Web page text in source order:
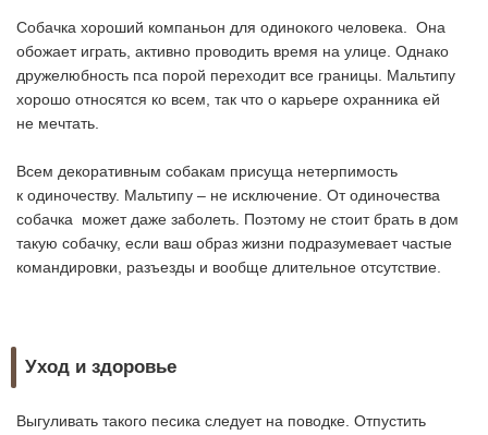
Собачка хороший компаньон для одинокого человека. Она
обожает играть, активно проводить время на улице. Однако
дружелюбность пса порой переходит все границы. Мальтипу
хорошо относятся ко всем, так что о карьере охранника ей
не мечтать.
Всем декоративным собакам присуща нетерпимость
к одиночеству. Мальтипу – не исключение. От одиночества
собачка может даже заболеть. Поэтому не стоит брать в дом
такую собачку, если ваш образ жизни подразумевает частые
командировки, разъезды и вообще длительное отсутствие.
Уход и здоровье
Выгуливать такого песика следует на поводке. Отпустить